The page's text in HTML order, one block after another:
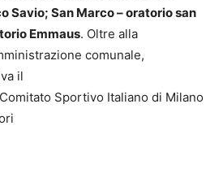
Savio; San Marco – oratorio san
Emmaus. Oltre alla
comunale,
il
Sportivo Italiano di Milano